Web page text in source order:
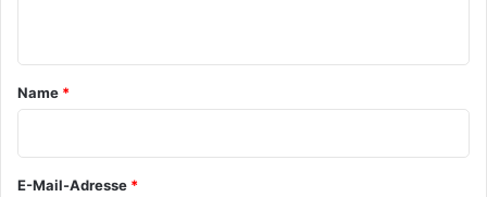
a
*
Name *
E-Mail-Adresse *